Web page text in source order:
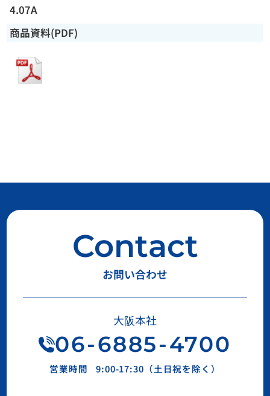
4.07A
商品資料(PDF)
Contact
お問い合わせ
大阪本社
06-6885-4700
営業時間 9:00-17:30（土日祝を除く）